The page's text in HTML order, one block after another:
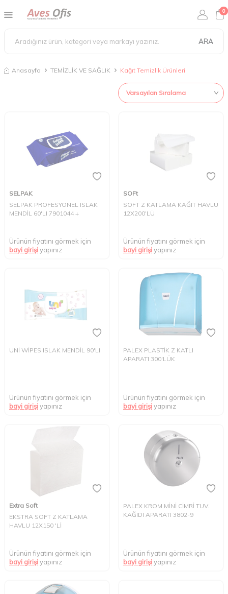
ARA
0
Anasayfa TEMİZLİK VE SAĞLIK Kağıt Temizlik Ürünleri
SELPAK
SELPAK PROFESYONEL ISLAK
MENDİL 60'LI 7901044 +
Ürünün fiyatını görmek için
bayi girişiyapınız
SOFt
SOFT Z KATLAMA KAĞIT HAVLU
12X200'LÜ
Ürünün fiyatını görmek için
bayi girişiyapınız
UNİ WİPES ISLAK MENDİL 90'LI
Ürünün fiyatını görmek için
bayi girişiyapınız
PALEX PLASTİK Z KATLI
APARATI 300'LÜK
Ürünün fiyatını görmek için
bayi girişiyapınız
Extra Soft
EKSTRA SOFT Z KATLAMA
HAVLU 12X150 'Lİ
Ürünün fiyatını görmek için
bayi girişiyapınız
PALEX KROM MİNİ CİMRİ TUV.
KAĞIDI APARATI 3802-9
Ürünün fiyatını görmek için
bayi girişiyapınız